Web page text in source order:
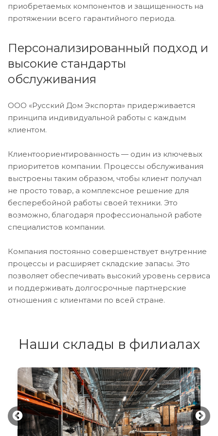
приобретаемых компонентов и защищенность на
протяжении всего гарантийного периода.
Персонализированный подход и
высокие стандарты
обслуживания
ООО «Русский Дом Экспорта» придерживается
принципа индивидуальной работы с каждым
клиентом.
Клиентоориентированность — один из ключевых
приоритетов компании. Процессы обслуживания
выстроены таким образом, чтобы клиент получал
не просто товар, а комплексное решение для
бесперебойной работы своей техники. Это
возможно, благодаря профессиональной работе
специалистов компании.
Компания постоянно совершенствует внутренние
процессы и расширяет складские запасы. Это
позволяет обеспечивать высокий уровень сервиса
и поддерживать долгосрочные партнерские
отношения с клиентами по всей стране.
Наши склады в филиалах